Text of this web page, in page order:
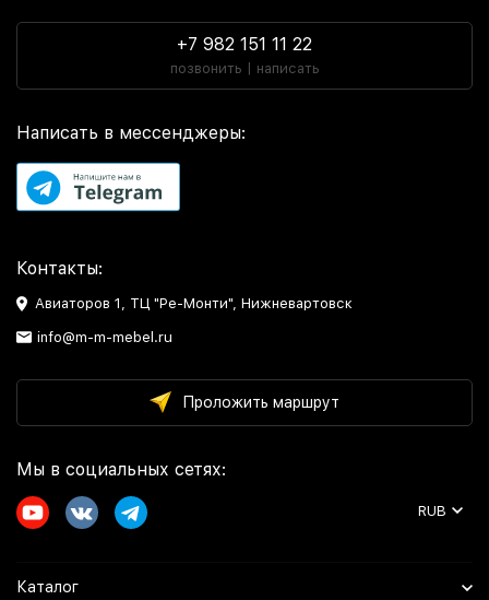
+7 982 151 11 22
позвонить | написать
Написать в мессенджеры:
Контакты:
Авиаторов 1, ТЦ "Ре-Монти", Нижневартовск
info@m-m-mebel.ru
Проложить маршрут
Мы в социальных сетях:
RUB
Каталог